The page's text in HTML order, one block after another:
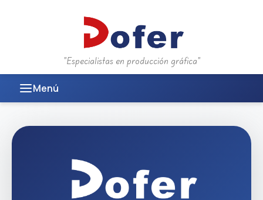
"Especialistas en producción gráfica"
Menú
Inicio
Productos
Procesos
Nosotros